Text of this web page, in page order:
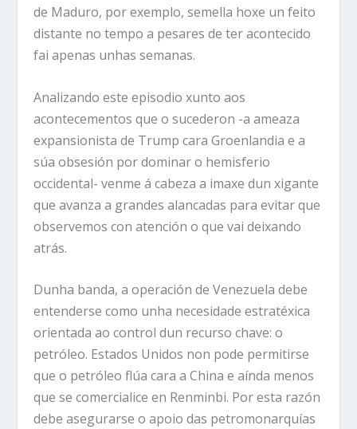
de Maduro, por exemplo, semella hoxe un feito
distante no tempo a pesares de ter acontecido
fai apenas unhas semanas.
Analizando este episodio xunto aos
acontecementos que o sucederon -a ameaza
expansionista de Trump cara Groenlandia e a
súa obsesión por dominar o hemisferio
occidental- venme á cabeza a imaxe dun xigante
que avanza a grandes alancadas para evitar que
observemos con atención o que vai deixando
atrás.
Dunha banda, a operación de Venezuela debe
entenderse como unha necesidade estratéxica
orientada ao control dun recurso chave: o
petróleo. Estados Unidos non pode permitirse
que o petróleo flúa cara a China e aínda menos
que se comercialice en Renminbi. Por esta razón
debe asegurarse o apoio das petromonarquías